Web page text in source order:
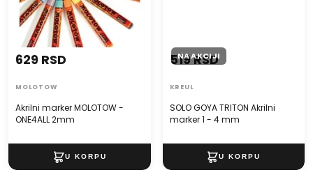
Akrilni marker MOLOTOW -
ONE4ALL 2mm
629 RSD
MOLOTOW
NA AKCIJI
SOLO GOYA TRITON Akrilni
marker 1 - 4 mm
519 RSD
KREUL